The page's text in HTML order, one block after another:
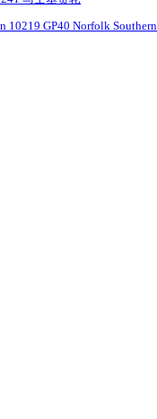
10219 GP40 Norfolk Southern